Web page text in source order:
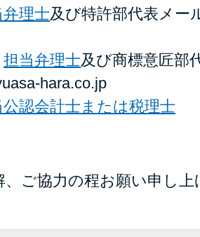
理士及び特許部代表メー
担当弁理士及び商標意匠
hara.co.jp
公認会計士または税理士
、ご協力の程お願い申し上